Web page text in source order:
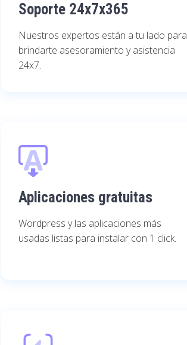
Soporte 24x7x365
Nuestros expertos están a tu lado para
brindarte asesoramiento y asistencia
24x7.
Aplicaciones gratuitas
Wordpress y las aplicaciones más
usadas listas para instalar con 1 click.